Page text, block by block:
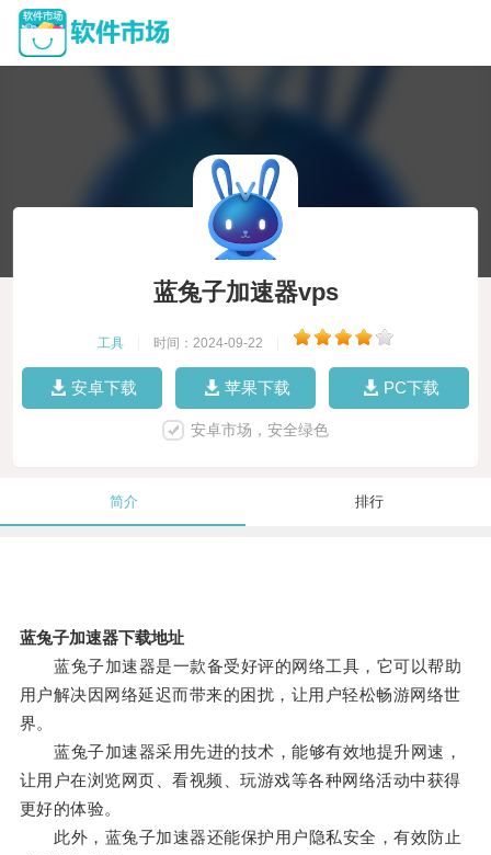
蓝兔子加速器vps
工具 时间：2024-09-22
安卓下载 苹果下载 PC下载
安卓市场，安全绿色
简介 排行
蓝兔子加速器下载地址
蓝兔子加速器是一款备受好评的网络工具，它可以帮助
用户解决因网络延迟而带来的困扰，让用户轻松畅游网络世
界。
蓝兔子加速器采用先进的技术，能够有效地提升网速，
让用户在浏览网页、看视频、玩游戏等各种网络活动中获得
更好的体验。
此外，蓝兔子加速器还能保护用户隐私安全，有效防止